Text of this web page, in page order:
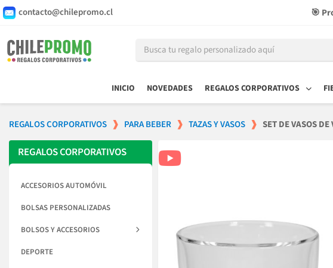
contacto@chilepromo.cl 🔁
INICIO NOVEDADES REGALOS CORPORATIVOS
REGALOS CORPORATIVOS PARA BEBER TAZAS Y VASOS SET DE VASOS
REGALOS CORPORATIVOS
ACCESORIOS AUTOMÓVIL
BOLSAS PERSONALIZADAS
BOLSOS Y ACCESORIOS
DEPORTE